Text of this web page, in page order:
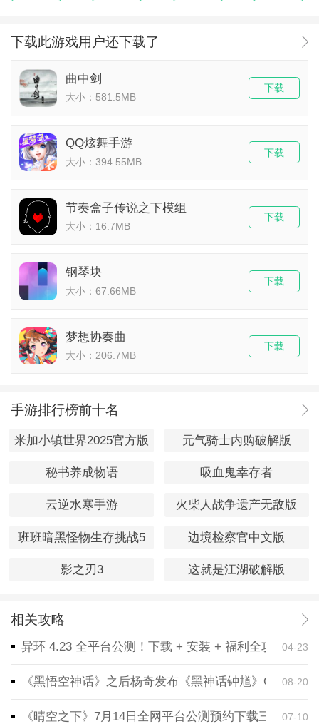
下载此游戏用户还下载了
曲中剑
大小：581.5MB
下载
QQ炫舞手游
大小：394.55MB
下载
节奏盒子传说之下模组
大小：16.7MB
下载
钢琴块
大小：67.66MB
下载
梦想协奏曲
大小：206.7MB
下载
手游排行榜前十名
米加小镇世界2025官方版 元气骑士内购破解版
秘书养成物语 吸血鬼幸存者
云逆水寒手游 火柴人战争遗产无敌版
班班暗黑怪物生存挑战5 边境检察官中文版
影之刃3 这就是江湖破解版
相关攻略
异环 4.23 全平台公测！下载 + 安装 + 福利全攻略，一
04-23
《黑悟空神话》之后杨奇发布《黑神话钟馗》CG！预
08-20
《晴空之下》7月14日全网平台公测预约下载三端同步
07-10